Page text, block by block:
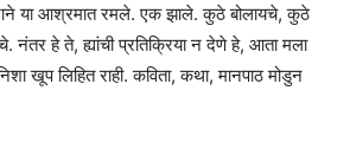
या आश्रमात रमले. एक झाले. कुठे बोलायचे, कुठे
नंतर हे ते, ह्यांची प्रतिक्रिया न देणे हे, आता मला
खूप लिहित राही. कविता, कथा, मानपाठ मोडुन